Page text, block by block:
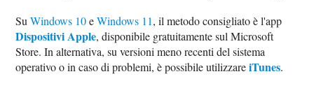
SuWindows 10eWindows 11, il metodo consigliato è l'app
Dispositivi Apple, disponibile gratuitamente sul Microsoft
Store. In alternativa, su versioni meno recenti del sistema
operativo o in caso di problemi, è possibile utilizzareiTunes.